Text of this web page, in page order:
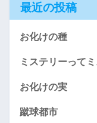
最近の投稿
お化けの種
ミステリーって
お化けの実
蹴球都市